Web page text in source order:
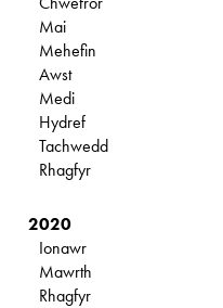
Mai
Mehefin
Awst
Medi
Hydref
Tachwedd
Rhagfyr
2020
Ionawr
Mawrth
Rhagfyr